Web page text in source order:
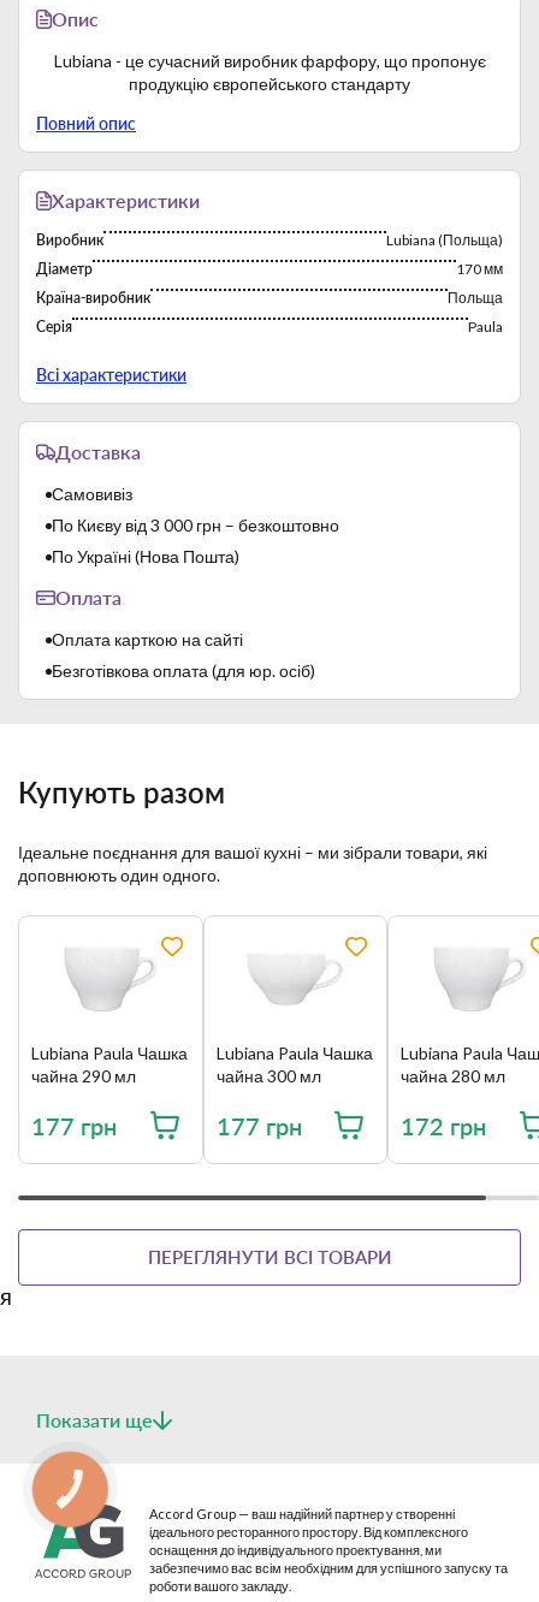
Опис
Lubiana - це сучасний виробник фарфору, що пропонує
продукцію європейського стандарту
бренду. Виробничі потужності характеризуються високою
Lubiana виробляє твердий білий фарфор. Застосовуються
багаторазові високотемпературні випали:
- перший, так званий "бісквітний випал" - 1000 ℃;
Цей виробничий процес забезпечує високу термічну
твердість глазурі.
якість продукції і гарантує високі експлуатаційні показники
міцності, надійності і практичності.
професійного використання в закладах HoReCa.
Це універсальне рішення як для мережевих закладів, так і
для невеликих кафе, ресторанів.
Повний опис
Характеристики
Виробник
Lubiana (Польща)
Діаметр
170 мм
Країна-виробник
Польща
Серія
Paula
Всі характеристики
Доставка
Самовивіз
По Києву від 3 000 грн – безкоштовно
По Україні (Нова Пошта)
Оплата
Оплата карткою на сайті
Безготівкова оплата (для юр. осіб)
Купують разом
Ідеальне поєднання для вашої кухні – ми зібрали товари, які
доповнюють один одного.
Lubiana Paula Чашка
чайна 290 мл
177 грн
Lubiana Paula Чашка
чайна 300 мл
177 грн
Lubiana Paula
чайна 280 мл
172 грн
ПЕРЕГЛЯНУТИ ВСІ ТОВАРИ
я
Показати ще
Accord Group — ваш надійний партнер у створенні
ідеального ресторанного простору. Від комплексного
оснащення до індивідуального проектування, ми
забезпечимо вас всім необхідним для успішного запуску та
роботи вашого закладу.
КНОПКА
СВЯЗИ